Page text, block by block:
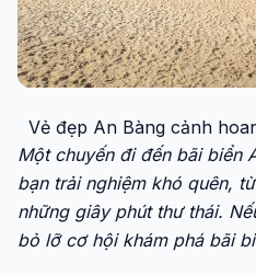
Vẻ đẹp An Bàng cảnh
Một chuyến đi đến bãi biển
bạn trải nghiệm khó quên,
những giây phút thư thái.
bỏ lỡ cơ hội khám phá bãi